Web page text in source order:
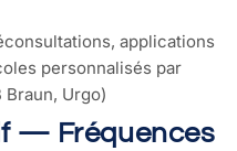
applications
personnalisés par
Urgo)
— Fréquences